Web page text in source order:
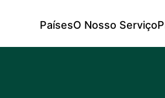
PaísesO Nosso Serviço